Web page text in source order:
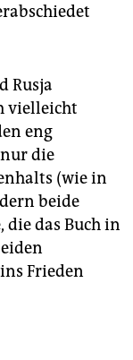
Rusja
vielleicht
eng
die
(wie in
beide
die das Buch in
Frieden